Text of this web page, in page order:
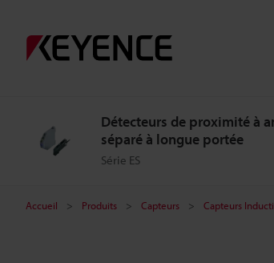
Détecteurs de proximité à
séparé à longue portée
Série ES
Accueil Produits Capteurs Capteurs